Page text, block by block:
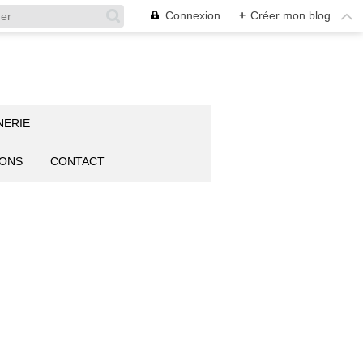
Connexion + Créer mon blog
CONTACT